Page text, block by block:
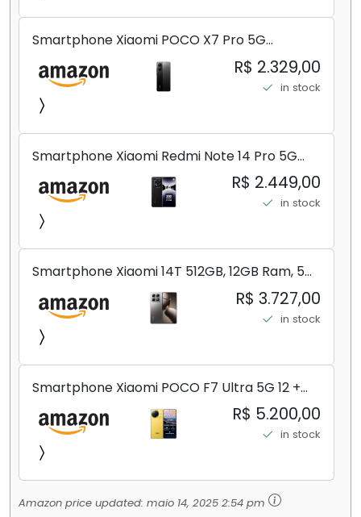
Smartphone Xiaomi POCO X7 Pro 5G
8+256GB/12+256GB/12+512GB
R$ 2.329,00
in stock
Smartphone Xiaomi Redmi Note 14 Pro 5G
Midnight Black (Preto) 12GB RAM 512GB ROM
NFC [ 24090RA29G ]
R$ 2.449,00
in stock
Smartphone Xiaomi 14T 512GB, 12GB Ram, 5G,
Leica, Cinza - no Brasil
R$ 3.727,00
in stock
Smartphone Xiaomi POCO F7 Ultra 5G 12 +
256GB/16+512GB Processador Snapdragon 8
Elite Top de Linha Chip VisionBoost D7 para
Jogos Pesados Tela Flow AMOLED 2K...
R$ 5.200,00
in stock
Amazon price updated: maio 14, 2025 2:54 pm